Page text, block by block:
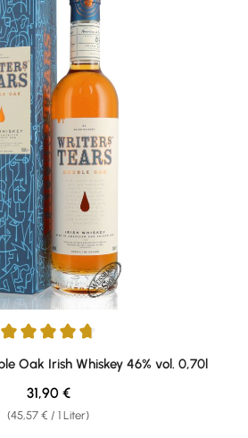
von 4.69 von 5 Sternen
Oak Irish Whiskey 46% vol. 0,70l
(45,57 € / 1 Liter)
Regulärer Preis:
31,90 €